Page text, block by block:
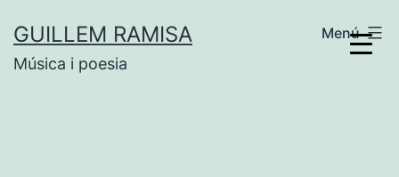
contingut
GUILLEM RAMISA
Música i poesia
Menú